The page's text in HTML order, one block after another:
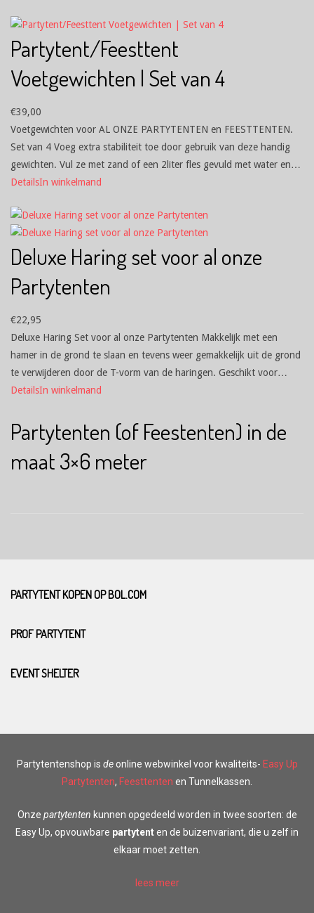
Partytent/Feesttent
Voetgewichten | Set van 4
€39,00
Voetgewichten voor AL ONZE PARTYTENTEN en FEESTTENTEN.
Set van 4 Voeg extra stabiliteit toe door gebruik van deze handig
gewichten. Vul ze met zand of een 2liter fles gevuld met water en…
DetailsIn winkelmand
Deluxe Haring set voor al onze
Partytenten
€22,95
Deluxe Haring Set voor al onze Partytenten Makkelijk met een
hamer in de grond te slaan en tevens weer gemakkelijk uit de grond
te verwijderen door de T-vorm van de haringen. Geschikt voor…
DetailsIn winkelmand
Partytenten (of Feestenten) in de
maat 3×6 meter
PARTYTENT KOPEN OP BOL.COM
PROF PARTYTENT
EVENT SHELTER
Partytentenshop is deonline webwinkel voor kwaliteits- Easy Up
Partytenten, Feesttenten en Tunnelkassen.
Onze partytenten kunnen opgedeeld worden in twee soorten: de
Easy Up, opvouwbare partytenten de buizenvariant, die u zelf in
elkaar moet zetten.
lees meer